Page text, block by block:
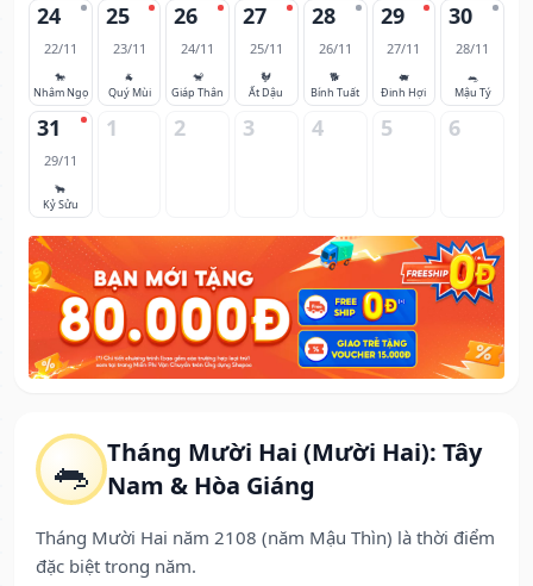
🐀 Tháng Mười Hai (Mười Hai): Tây
Nam & Hòa Giáng
Tháng Mười Hai năm 2108 (năm Mậu Thìn) là thời điểm
đặc biệt trong năm.
24
22/11
🐎
Nhâm Ngọ
25
23/11
🐐
Quý Mùi
26
24/11
🐒
Giáp Thân
27
25/11
🐓
Ất Dậu
28
26/11
🐕
Bính Tuất
29
27/11
🐖
Đinh Hợi
30
28/11
🐀
Mậu Tý
31
29/11
🐂
Kỷ Sửu
1 2 3 4 5 6